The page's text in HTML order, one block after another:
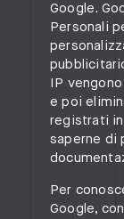
Google.
Personali
IP
e poi
registrati
saperne di
Per
Google,